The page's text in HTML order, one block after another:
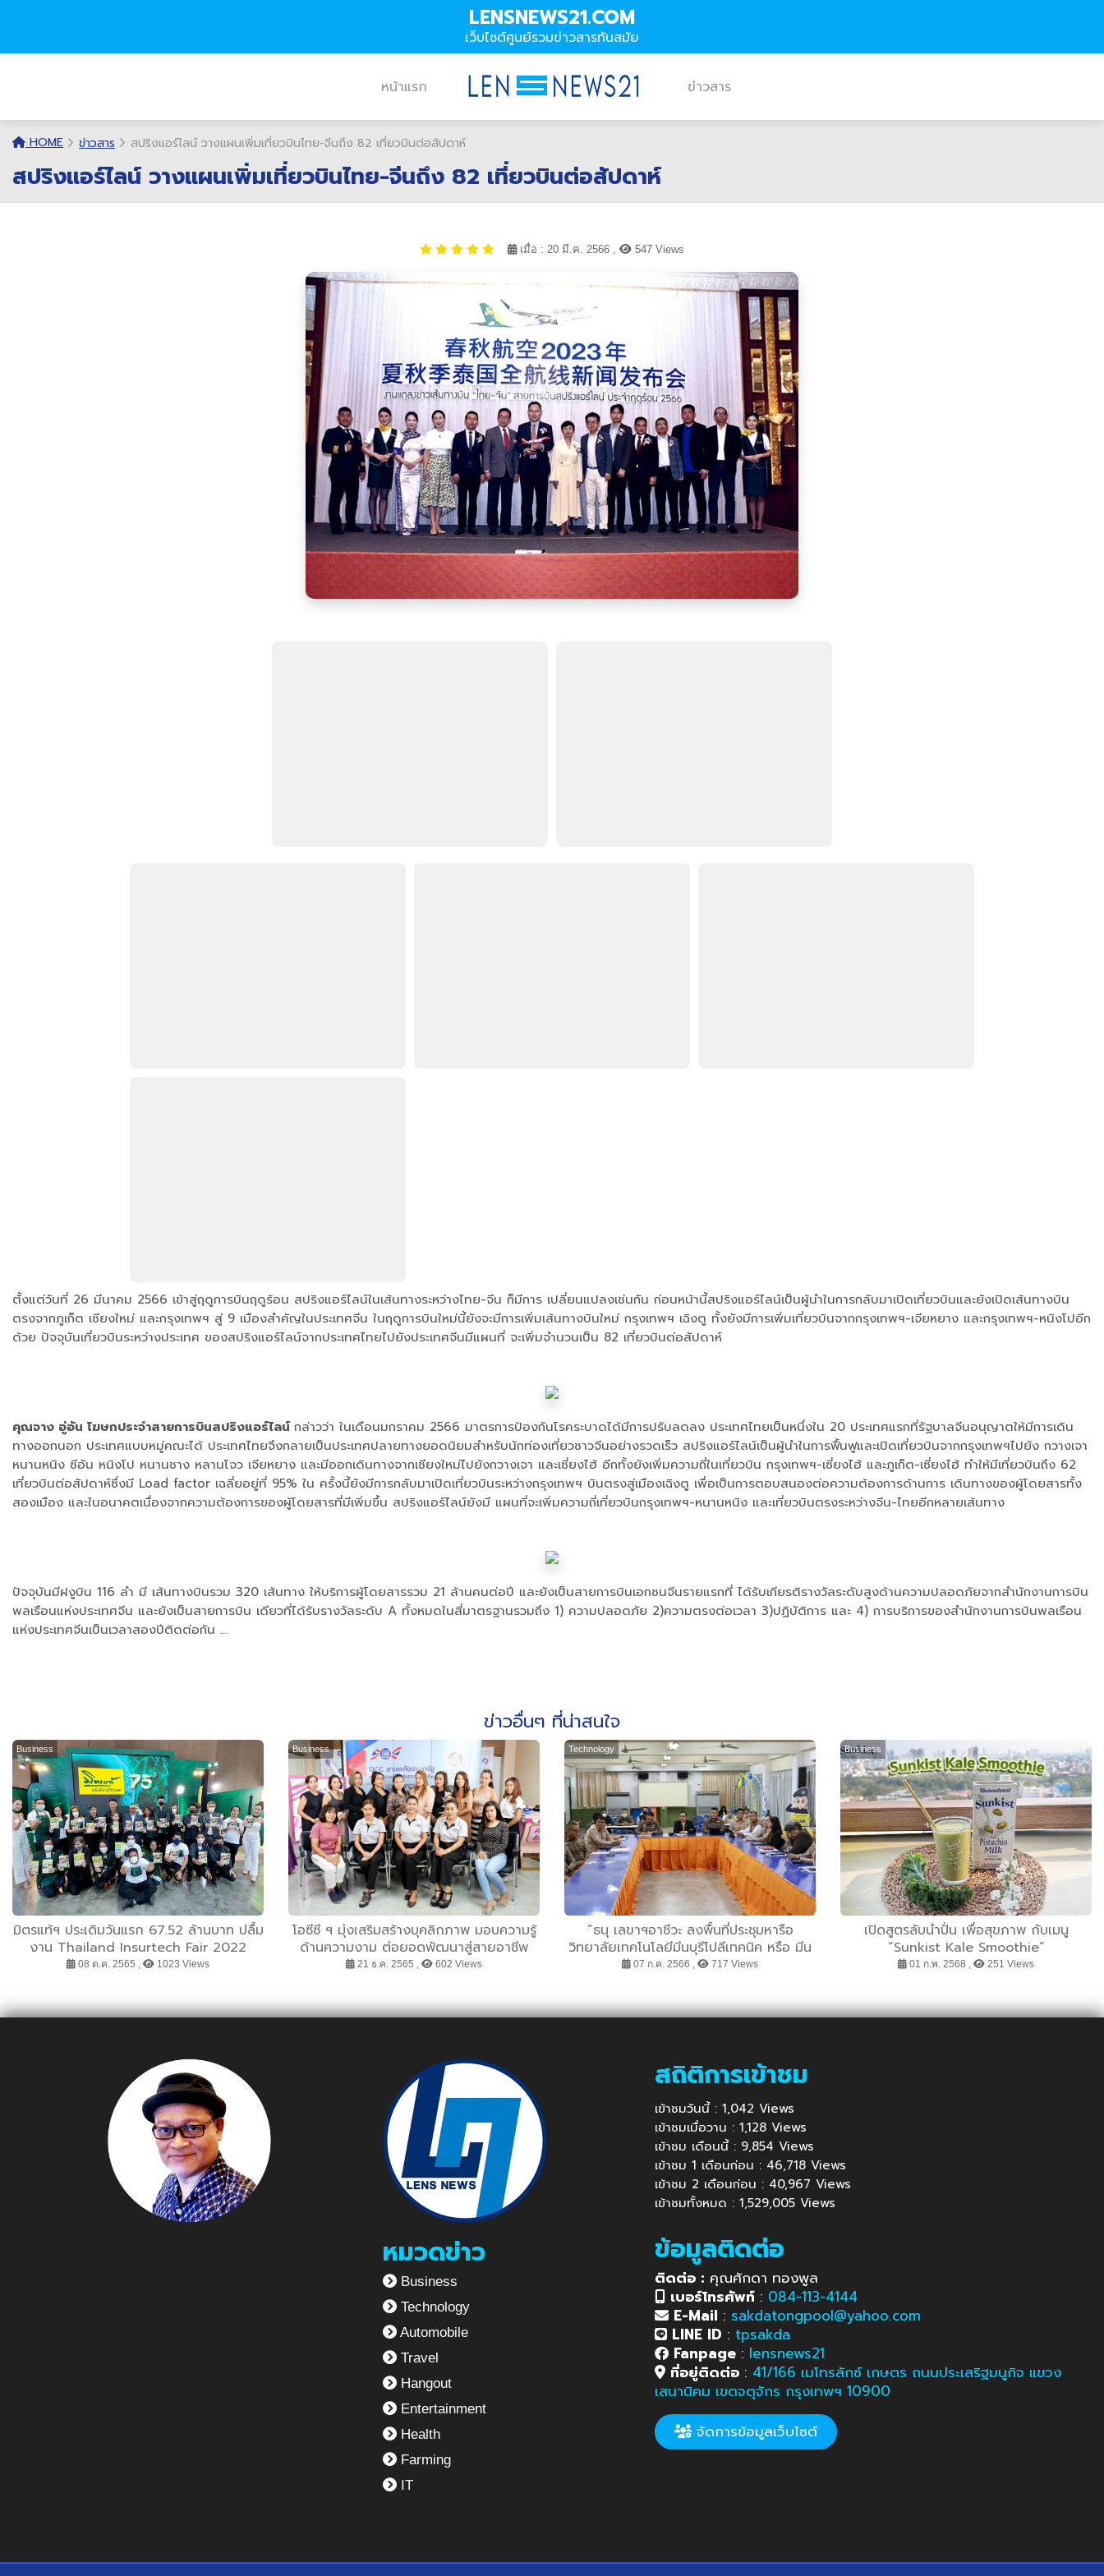
LENSNEWS21.COM
เว็บไซต์ศูนย์รวมข่าวสารทันสมัย
หน้าแรก ข่าวสาร
HOME ข่าวสาร สปริงแอร์ไลน์ วางแผนเพิ่มเที่ยวบินไทย-จีนถึง 82 เที่ยวบินต่อสัปดาห์
สปริงแอร์ไลน์ วางแผนเพิ่มเที่ยวบินไทย-จีนถึง 82 เที่ยวบินต่อสัปดาห์
เมื่อ : 20 มี.ค. 2566 , 547 Views
ตั้งแต่วันที่ 26 มีนาคม 2566 เข้าสู่ฤดูการบินฤดูร้อน สปริงแอร์ไลน์ในเส้นทางระหว่างไทย-จีน ก็มีการ เปลี่ยนแปลงเช่นกัน ก่อนหน้านี้สปริงแอร์ไลน์เป็นผู้นําในการกลับมาเปิดเที่ยวบินและยังเปิดเส้นทางบิน
ตรงจากภูเก็ต เชียงใหม่ และกรุงเทพฯ สู่ 9 เมืองสำคัญในประเทศจีน ในฤดูการบินใหม่นี้ยังจะมีการเพิ่มเส้นทางบินใหม่ กรุงเทพฯ เฉิงตู ทั้งยังมีการเพิ่มเที่ยวบินจากกรุงเทพฯ-เจียหยาง และกรุงเทพฯ-หนิงโปอีก
ด้วย ปัจจุบันเที่ยวบินระหว่างประเทศ ของสปริงแอร์ไลน์จากประเทศไทยไปยังประเทศจีนมีแผนที่ จะเพิ่มจํานวนเป็น 82 เที่ยวบินต่อสัปดาห์
คุณจาง อู่อัน โฆษกประจำสายการบินสปริงแอร์ไลน์ กล่าวว่า ในเดือนมกราคม 2566 มาตรการป้องกันโรคระบาดได้มีการปรับลดลง ประเทศไทยเป็นหนึ่งใน 20 ประเทศแรกที่รัฐบาลจีนอนุญาตให้มีการเดิน
ทางออกนอก ประเทศแบบหมู่คณะได้ ประเทศไทยจึงกลายเป็นประเทศปลายทางยอดนิยมสําหรับนักท่องเที่ยวชาวจีนอย่างรวดเร็ว สปริงแอร์ไลน์เป็นผู้นําในการฟื้นฟูและเปิดเที่ยวบินจากกรุงเทพฯไปยัง กวางเจา
หนานหนิง ซีอัน หนิงโป หนานชาง หลานโจว เจียหยาง และมีออกเดินทางจากเชียงใหม่ไปยังกวางเจา และเซี่ยงไฮ้ อีกทั้งยังเพิ่มความถี่ในเที่ยวบิน กรุงเทพฯ-เซี่ยงไฮ้ และภูเก็ต-เซี่ยงไฮ้ ทำให้มีเที่ยวบินถึง 62
เที่ยวบินต่อสัปดาห์ซึ่งมี Load factor เฉลี่ยอยู่ที่ 95% ใน ครั้งนี้ยังมีการกลับมาเปิดเที่ยวบินระหว่างกรุงเทพฯ บินตรงสู่เมืองเฉิงตู เพื่อเป็นการตอบสนองต่อความต้องการด้านการ เดินทางของผู้โดยสารทั้ง
สองเมือง และในอนาคตเนื่องจากความต้องการของผู้โดยสารที่มีเพิ่มขึ้น สปริงแอร์ไลน์ยังมี แผนที่จะเพิ่มความถี่เที่ยวบินกรุงเทพฯ-หนานหนิง และเที่ยวบินตรงระหว่างจีน-ไทยอีกหลายเส้นทาง
ปัจจุบันมีฝงูบิน 116 ลำ มี เส้นทางบินรวม 320 เส้นทาง ให้บริการผู้โดยสารรวม 21 ล้านคนต่อปี และยังเป็นสายการบินเอกชนจีนรายแรกที่ ได้รับเกียรติรางวัลระดับสูงด้านความปลอดภัยจากสํานักงานการบิน
พลเรือนแห่งประเทศจีน และยังเป็นสายการบิน เดียวที่ได้รับรางวัลระดับ A ทั้งหมดในสี่มาตรฐานรวมถึง 1) ความปลอดภัย 2)ความตรงต่อเวลา 3)ปฏิบัติการ และ 4) การบริการของสํานักงานการบินพลเรือน
แห่งประเทศจีนเป็นเวลาสองปีติดต่อกัน ...
ข่าวอื่นๆ ที่น่าสนใจ
Business
มิตรแท้ฯ ประเดิมวันแรก 67.52 ล้านบาท ปลื้ม
งาน Thailand Insurtech Fair 2022
08 ต.ค. 2565 , 1023 Views
Business
โอซีซี ฯ มุ่งเสริมสร้างบุคลิกภาพ มอบความรู้
ด้านความงาม ต่อยอดพัฒนาสู่สายอาชีพ
21 ธ.ค. 2565 , 602 Views
Technology
”ธนุ เลขาฯอาชีวะ ลงพื้นที่ประชุมหารือ
วิทยาลัยเทคโนโลยีมีนบุรีโปลีเทคนิค หรือ มีน
โป สร้างสถานศึกษาอาชีวะปลอดภัย”
07 ก.ค. 2566 , 717 Views
Business
เปิดสูตรลับน้ำปั่น เพื่อสุขภาพ กับเมนู
“Sunkist Kale Smoothie”
01 ก.พ. 2568 , 251 Views
หมวดข่าว
Business
Technology
Automobile
Travel
Hangout
Entertainment
Health
Farming
IT
สถิติการเข้าชม
เข้าชมวันนี้ : 1,042 Views
เข้าชมเมื่อวาน : 1,128 Views
เข้าชม เดือนนี้ : 9,854 Views
เข้าชม 1 เดือนก่อน : 46,718 Views
เข้าชม 2 เดือนก่อน : 40,967 Views
เข้าชมทั้งหมด : 1,529,005 Views
ข้อมูลติดต่อ
ติดต่อ : คุณศักดา ทองพูล
เบอร์โทรศัพท์ : 084-113-4144
E-Mail : sakdatongpool@yahoo.com
LINE ID : tpsakda
Fanpage : lensnews21
ที่อยู่ติดต่อ : 41/166 เมโทรลักซ์ เกษตร ถนนประเสริฐมนูกิจ แขวง
เสนานิคม เขตจตุจักร กรุงเทพฯ 10900
จัดการข้อมูลเว็บไซต์